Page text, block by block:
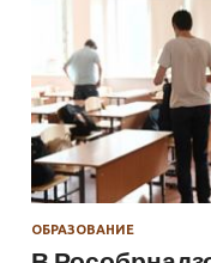
ОБРАЗОВАНИЕ